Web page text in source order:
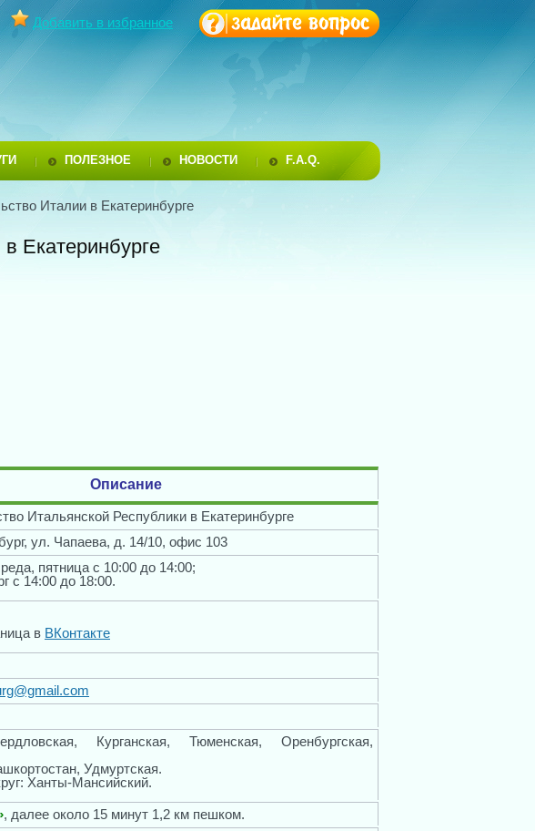
Добавить в избранное
ПОЛЕЗНОЕ НОВОСТИ F.A.Q.
Италии в Екатеринбурге
Екатеринбурге
Описание
Итальянской Республики в Екатеринбурге
ул. Чапаева, д. 14/10, офис 103
пятница с 10:00 до 14:00;
с 14:00 до 18:00.
в ВКонтакте
Курганская, Тюменская, Оренбургская,
Удмуртская.
Ханты-Мансийский.
, далее около 15 минут 1,2 км пешком.